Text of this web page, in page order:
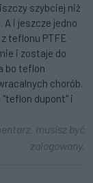
szybciej niż
i jeszcze jedno
teflonu PTFE
i zostaje do
bo teflon
chorób.
dupont" i
musisz być
zalogowany.